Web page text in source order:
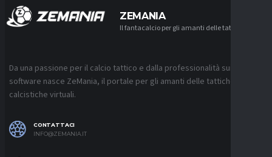
ZEMANIA
Il fantacalcio per gli amanti delle tattiche
Da una passione per il calcio tattico e dalla professionalità sui
software nasce ZeMania, il portale per gli amanti delle tattiche
calcistiche virtuali.
CONTATTACI
INFO@ZEMANIA.IT